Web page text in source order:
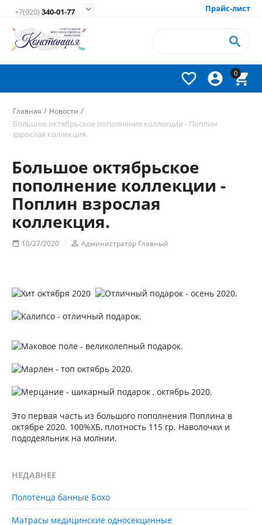
Прайс-лист
+7(920)340-01-77 
0




Главная / Новости /
Большое октябрьское пополнение коллекции - Поплин
взрослая коллекция.
Большое октябрьское
пополнение коллекции -
Поплин взрослая
коллекция.
 10/27/2020  Администратор Главный
Это первая часть из большого пополнения Поплина в
октябре 2020. 100%ХБ, плотность 115 гр. Наволочки и
пододеяльник на молнии.
НЕДАВНЕЕ
Полотенца банные Бохо
Матрасы медицинские односекцинные